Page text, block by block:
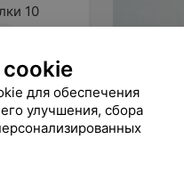
10
для обеспечения
улучшения, сбора